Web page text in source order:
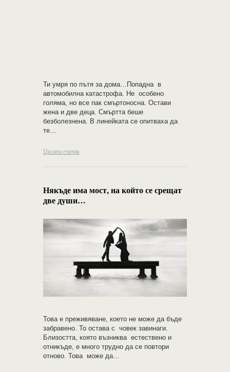
Ти умря по пътя за дома…Попадна в
автомобилна катастрофа. Не особено
голяма, но все пак смъртоносна. Остави
жена и две деца. Смъртта беше
безболезнена. В линейката се опитваха да
те…
Цялата статия
Някъде има мост, на който се срещат
две души…
Това е преживяване, което не може да бъде
забравено. То остава с човек завинаги.
Близостта, която възниква естествено и
отникъде, е много трудно да се повтори
отново. Това може да…